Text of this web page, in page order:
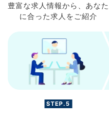
豊富な求人情報から、 あなた
に合った求人を ご紹介
STEP.5